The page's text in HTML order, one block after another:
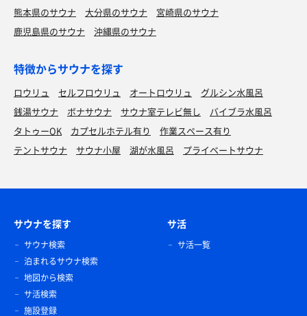
熊本県のサウナ
大分県のサウナ
宮崎県のサウナ
鹿児島県のサウナ
沖縄県のサウナ
特徴からサウナを探す
ロウリュ セルフロウリュ オートロウリュ
グルシン水風呂
銭湯サウナ
ボナサウナ サウナ室テレビ無し
バイブラ水風呂
タトゥーOK
カプセルホテル有り
作業スペース有り
テントサウナ
サウナ小屋 湖が水風呂 プライベートサウナ
サウナを探す
サウナ検索
泊まれるサウナ検索
地図から検索
サ活検索
施設登録
サ活
サ活一覧